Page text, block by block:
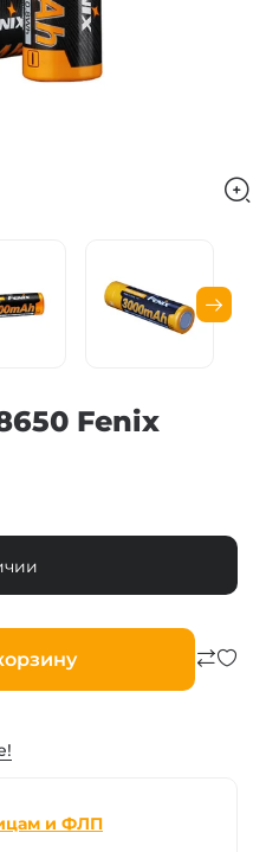
Fenix
и ФЛП